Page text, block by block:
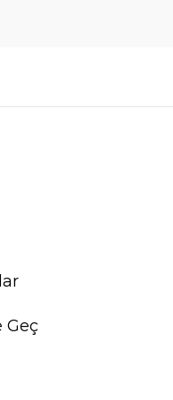
Geç